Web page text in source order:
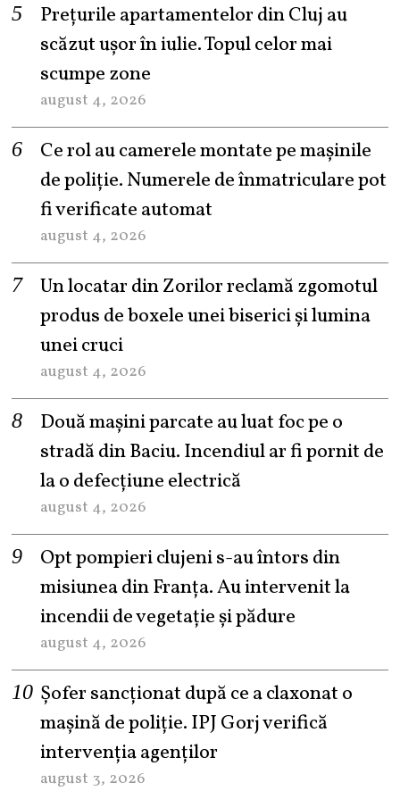
Prețurile apartamentelor din Cluj au
scăzut ușor în iulie. Topul celor mai
scumpe zone
august 4, 2026
Ce rol au camerele montate pe mașinile
de poliție. Numerele de înmatriculare pot
fi verificate automat
august 4, 2026
Un locatar din Zorilor reclamă zgomotul
produs de boxele unei biserici și lumina
unei cruci
august 4, 2026
Două mașini parcate au luat foc pe o
stradă din Baciu. Incendiul ar fi pornit de
la o defecțiune electrică
august 4, 2026
Opt pompieri clujeni s-au întors din
misiunea din Franța. Au intervenit la
incendii de vegetație și pădure
august 4, 2026
Șofer sancționat după ce a claxonat o
mașină de poliție. IPJ Gorj verifică
intervenția agenților
august 3, 2026